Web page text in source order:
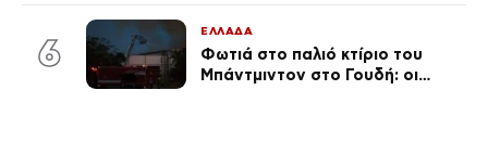
6
ΕΛΛΑΔΑ
Φωτιά στο παλιό κτίριο του
Μπάντμιντον στο Γουδή: οι